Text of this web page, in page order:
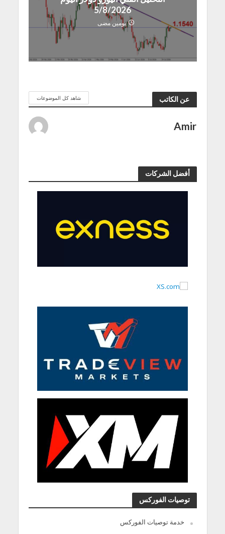
5/8/2026
يومين مضى
عن الكاتب شاهد كل الموضوعات
Amir
أفضل الشركات
توصيات الفوركس
خدمة توصيات الفوركس